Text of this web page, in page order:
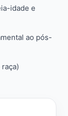
idade e
ao pós-